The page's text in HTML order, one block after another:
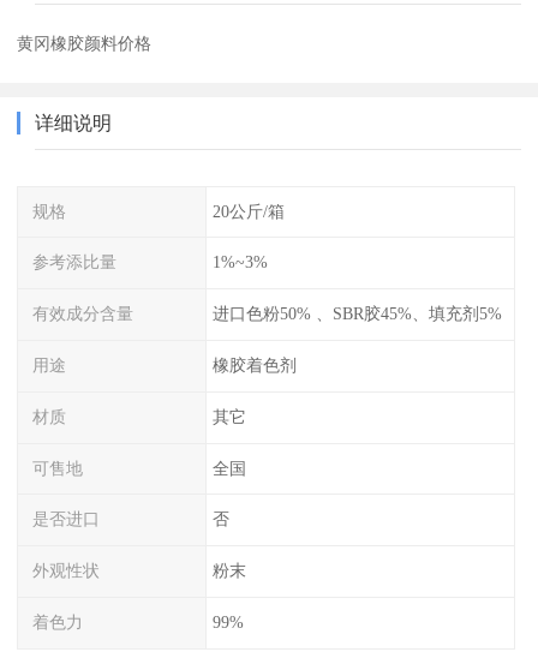
黄冈橡胶颜料价格
详细说明
规格 20公斤/箱
参考添比量 1%~3%
有效成分含量 进口色粉50% 、SBR胶45%、填充剂5%
用途 橡胶着色剂
材质 其它
可售地 全国
是否进口 否
外观性状 粉末
着色力 99%